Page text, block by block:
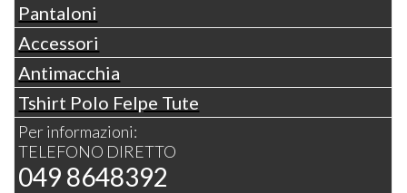
Pantaloni
Accessori
Antimacchia
Tshirt Polo Felpe Tute
Per informazioni:
TELEFONO DIRETTO
049 8648392